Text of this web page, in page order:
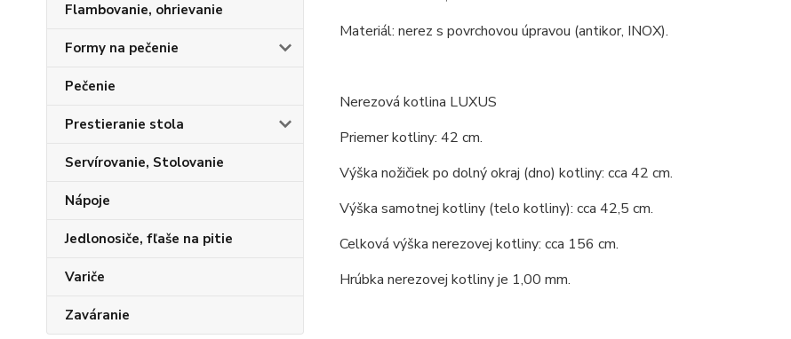
Flambovanie, ohrievanie
Formy na pečenie
Pečenie
Prestieranie stola
Servírovanie, Stolovanie
Nápoje
Jedlonosiče, fľaše na pitie
Variče
Zaváranie
Materiál: nerez s povrchovou úpravou (antikor, INOX).
Nerezová kotlina LUXUS
Priemer kotliny: 42 cm.
Výška nožičiek po dolný okraj (dno) kotliny: cca 42 cm.
Výška samotnej kotliny (telo kotliny): cca 42,5 cm.
Celková výška nerezovej kotliny: cca 156 cm.
Hrúbka nerezovej kotliny je 1,00 mm.